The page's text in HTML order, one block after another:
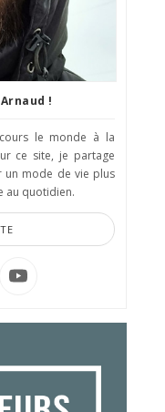
!
le monde à la
ce site, je partage
un mode de vie plus
au quotidien.